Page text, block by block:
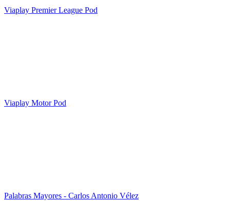
Viaplay Premier League Pod
Viaplay Motor Pod
Palabras Mayores - Carlos Antonio Vélez